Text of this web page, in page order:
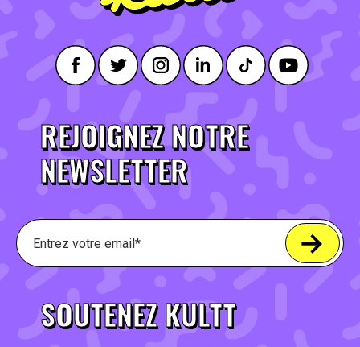
REJOIGNEZ NOTRE
NEWSLETTER
SOUTENEZ KULTT